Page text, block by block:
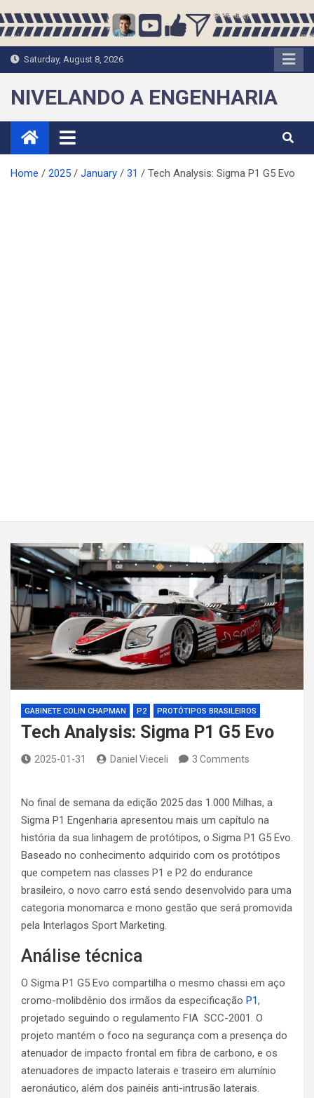
to
Saturday, August 8, 2026
NIVELANDO A ENGENHARIA
Home 2025 January 31 Tech Analysis: Sigma P1 G5 Evo
GABINETE COLIN CHAPMAN P2 PROTÓTIPOS BRASILEIROS
Tech Analysis: Sigma P1 G5 Evo
2025-01-31 Daniel Vieceli 3 Comments
No final de semana da edição 2025 das 1.000 Milhas, a
Sigma P1 Engenharia apresentou mais um capítulo na
história da sua linhagem de protótipos, o Sigma P1 G5 Evo.
Baseado no conhecimento adquirido com os protótipos
que competem nas classes P1 e P2 do endurance
brasileiro, o novo carro está sendo desenvolvido para uma
categoria monomarca e mono gestão que será promovida
pela Interlagos Sport Marketing.
Análise técnica
O Sigma P1 G5 Evo compartilha o mesmo chassi em aço
cromo-molibdênio dos irmãos da especificação P1,
projetado seguindo o regulamento FIA SCC-2001. O
projeto mantém o foco na segurança com a presença do
atenuador de impacto frontal em fibra de carbono, e os
atenuadores de impacto laterais e traseiro em alumínio
aeronáutico, além dos painéis anti-intrusão laterais.